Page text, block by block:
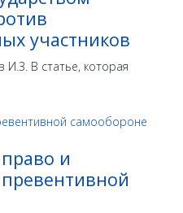
участников
И.З. В статье, которая
и